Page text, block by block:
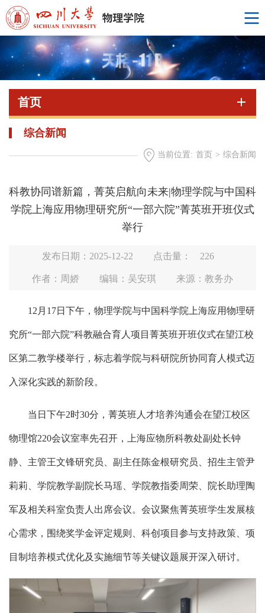
首页
综合新闻
当前位置: 首页 > 综合新闻
科教协同谱新篇，菁英启航向未来|物理学院与中国科
学院上海应用物理研究所“一部六院”菁英班开班仪式
举行
发布日期：2025-12-22 点击量： 226
作者：周娇 编辑：吴安琪 来源：教务办
12月17日下午，物理学院与中国科学院上海应用物理研
究所“一部六院”科教融合育人项目菁英班开班仪式在望江校
区第二教学楼举行，标志着学院与科研院所协同育人模式迈
入深化实践的新阶段。
当日下午2时30分，菁英班人才培养沟通会在望江校区
物理馆220会议室率先召开，上海应物所科教处副处长钟
静、主管王文锋研究员、副主任陈金根研究员、招生主管尹
莉莉、学院教学副院长马瑶、学院教指委周荣、院长助理陶
军及相关科室负责人出席会议。会议聚焦菁英班学生发展核
心需求，围绕奖学金评定规则、科创项目参与支持政策、项
目制培养模式优化及实施细节等关键议题展开深入研讨。